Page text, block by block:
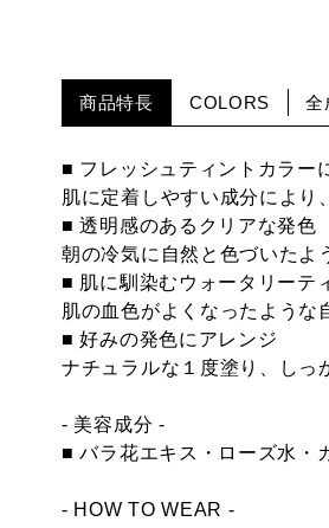
商品特長 COLORS 全
■ フレッシュティントカラー
肌に定着しやすい成分により
■ 透明感のあるクリアな発色
朝の冷気に自然と色づいたよ
■ 肌に馴染むウォータリーテ
肌の血色がよくなったような
■ 好みの発色にアレンジ
ナチュラルな１度塗り、しっ
- 美容成分 -
■ バラ花エキス・ローズ水・
- HOW TO WEAR -